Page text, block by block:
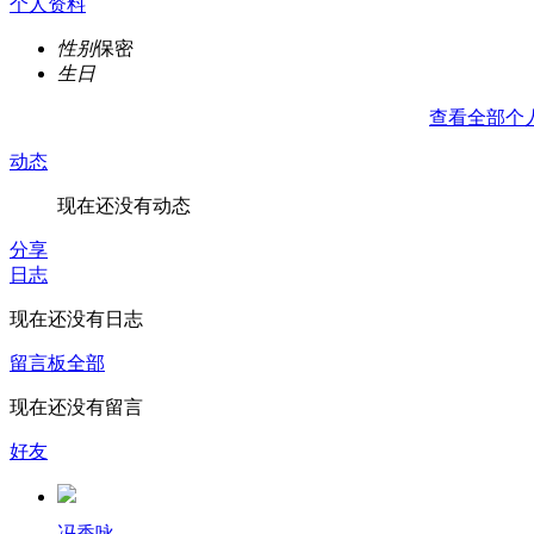
性别保密
生日
查看全部个
动态
现在还没有动态
分享
日志
现在还没有日志
留言板全部
现在还没有留言
好友